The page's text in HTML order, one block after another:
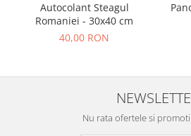
Autocolant Steagul
Romaniei - 30x40 cm
40,00 RON
Nu rata ofertele si